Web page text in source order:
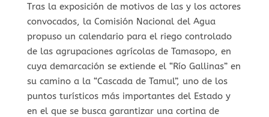
Tras la exposición de motivos de las y los actores
convocados, la Comisión Nacional del Agua
propuso un calendario para el riego controlado
de las agrupaciones agrícolas de Tamasopo, en
cuya demarcación se extiende el “Río Gallinas” en
su camino a la “Cascada de Tamul”, uno de los
puntos turísticos más importantes del Estado y
en el que se busca garantizar una cortina de